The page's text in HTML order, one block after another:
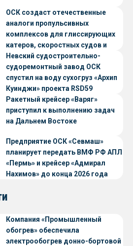
ОСК создаст отечественные
аналоги пропульсивных
комплексов для глиссирующих
катеров, скоростных судов и
судов с малой осадкой
Невский судостроительно-
судоремонтный завод ОСК
спустил на воду сухогруз «Архип
Куинджи» проекта RSD59
Ракетный крейсер «Варяг»
приступил к выполнению задач
на Дальнем Востоке
Предприятие ОСК «Севмаш»
планирует передать ВМФ РФ АПЛ
«Пермь» и крейсер «Адмирал
Нахимов» до конца 2026 года
Компания «Промышленный
обогрев» обеспечила
электрообогрев донно-бортовой